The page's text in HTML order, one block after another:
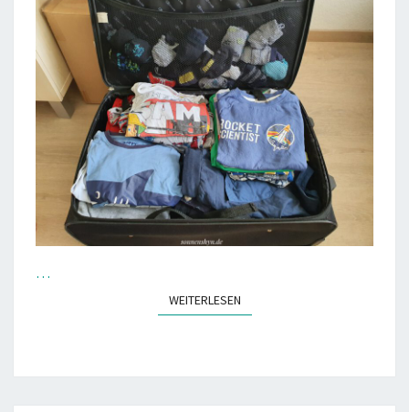
…
WEITERLESENWEITERLESEN